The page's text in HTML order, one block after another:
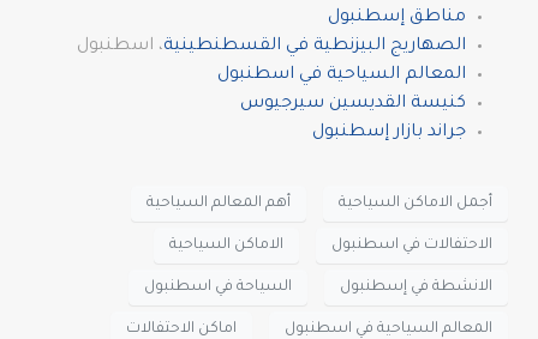
مناطق إسطنبول
الصهاريج البيزنطية في القسطنطينية، اسطنبول
المعالم السياحية في اسطنبول
كنيسة القديسين سيرجيوس
جراند بازار إسطنبول
أجمل الاماكن السياحية أهم المعالم السياحية
الاحتفالات في اسطنبول الاماكن السياحية
الانشطة في إسطنبول السياحة في اسطنبول
المعالم السياحية في اسطنبول اماكن الاحتفالات